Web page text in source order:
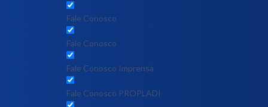
Fale Conosco
Fale Conosco
Fale Conosco Imprensa
Fale Conosco PROPLADI